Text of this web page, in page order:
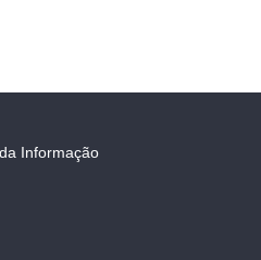
Informação